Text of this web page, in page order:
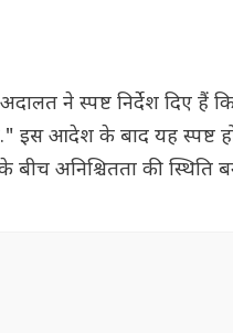
ने स्पष्ट निर्देश दिए
इस आदेश के बाद यह स्पष्ट
बीच अनिश्चितता की स्थिति